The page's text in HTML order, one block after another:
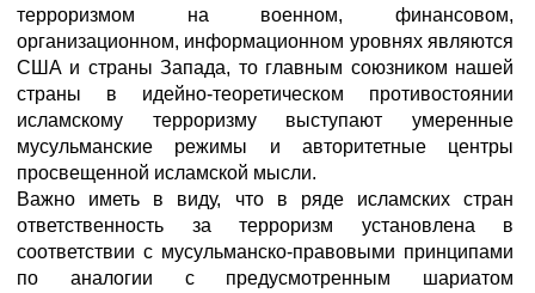
терроризмом на военном, финансовом,
организационном, информационном уровнях являются
США и страны Запада, то главным союзником нашей
страны в идейно-теоретическом противостоянии
исламскому терроризму выступают умеренные
мусульманские режимы и авторитетные центры
просвещенной исламской мысли.
Важно иметь в виду, что в ряде исламских стран
ответственность за терроризм установлена в
соответствии с мусульманско-правовыми принципами
по аналогии с предусмотренным шариатом